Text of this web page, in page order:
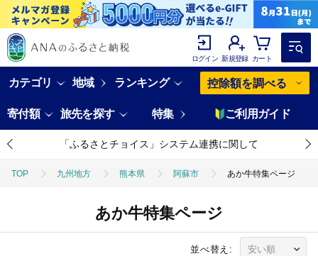
ログイン 新規登録 カート
カテゴリ 地域 ランキング 控除額を調べる
寄付額 旅先を探す 特集 ご利用ガイド
「ふるさとチョイス」システム連携に関して
TOP 九州地方 熊本県 阿蘇市 あか牛特集ページ
あか牛特集ページ
並べ替え: